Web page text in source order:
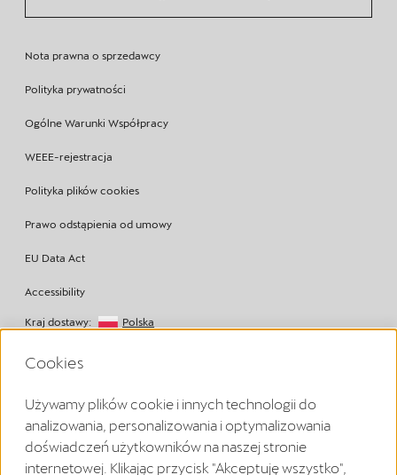
Nota prawna o sprzedawcy
Polityka prywatności
Ogólne Warunki Współpracy
WEEE-rejestracja
Polityka plików cookies
Prawo odstąpienia od umowy
EU Data Act
Accessibility
Kraj dostawy: Polska
Copyright © 2026
Volkswagen Group Charging GmbH Disclaimer
¹ LTE
CUPRA/SEAT Charger (1. generacja od 2020 roku):
Cookies
Używamy plików cookie i innych technologii do
analizowania, personalizowania i optymalizowania
doświadczeń użytkowników na naszej stronie
internetowej. Klikając przycisk "Akceptuję wszystko",